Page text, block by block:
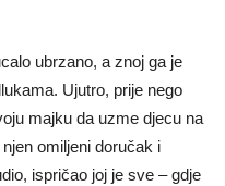
ubrzano, a znoj ga je
Ujutro, prije nego
majku da uzme djecu na
omiljeni doručak i
ispričao joj je sve – gdje